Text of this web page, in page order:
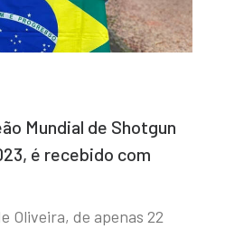
Mundial de Shotgun
é recebido com
Oliveira, de apenas 22